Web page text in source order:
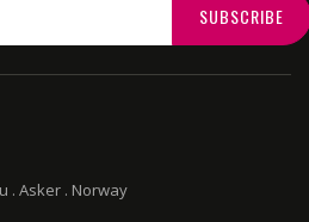
SUBSCRIBE
. Asker . Norway